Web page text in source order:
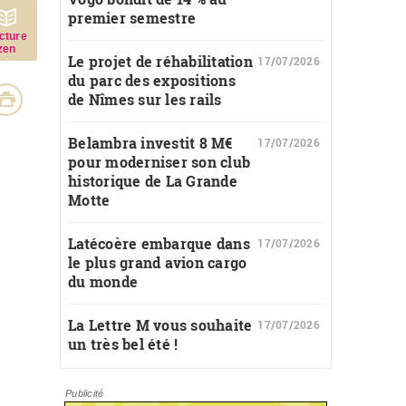
premier semestre
Le projet de réhabilitation
du parc des expositions
de Nîmes sur les rails
17/07/2026
Belambra investit 8 M€
pour moderniser son club
historique de La Grande
Motte
17/07/2026
Latécoère embarque dans
le plus grand avion cargo
du monde
17/07/2026
La Lettre M vous souhaite
un très bel été !
17/07/2026
Publicité